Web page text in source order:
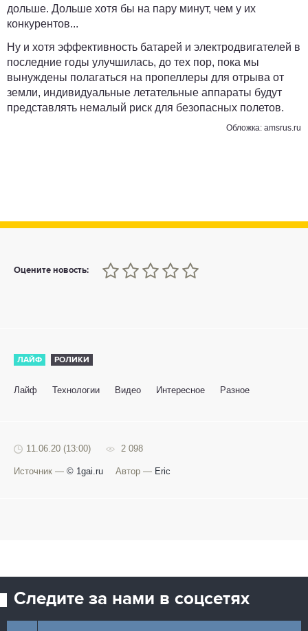
дольше. Дольше хотя бы на пару минут, чем у их
конкурентов...
Ну и хотя эффективность батарей и электродвигателей в
последние годы улучшилась, до тех пор, пока мы
вынуждены полагаться на пропеллеры для отрыва от
земли, индивидуальные летательные аппараты будут
представлять немалый риск для безопасных полетов.
Обложка: amsrus.ru
Оцените новость:
0
1 2 3 4 5
ЛАЙФ РОЛИКИ
Лайф Технологии Видео Интересное Разное
11.06.20 (13:00) 2 098
Источник — © 1gai.ru Автор — Eric
Следите за нами в соцсетях